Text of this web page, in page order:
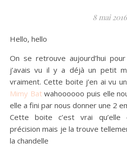
8 mai 2016
Hello, hello
On se retrouve aujourd’hui
j’avais vu il y a déjà un petit
vraiment. Cette boite j’en ai vu
Mimy Batwahoooooo puis elle
elle a fini par nous donner une 2
Cette boite c’est vrai qu’elle
précision mais je la trouve
la chandelle